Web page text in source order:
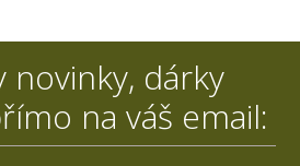
novinky, dárky
na váš email: